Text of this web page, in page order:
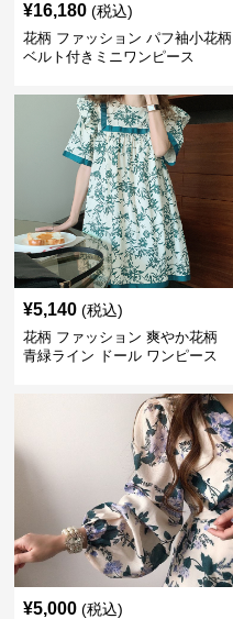
¥16,180 (税込)
花柄 ファッション パフ袖小花柄
ベルト付きミニワンピース
¥5,140 (税込)
花柄 ファッション 爽やか花柄
青緑ライン ドール ワンピース
¥5,000 (税込)